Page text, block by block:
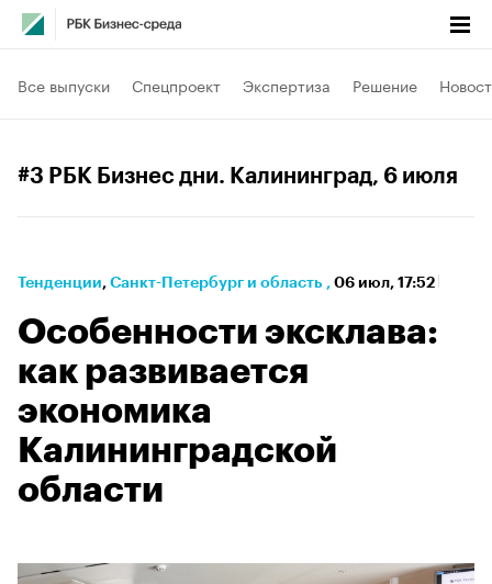
Все выпуски Спецпроект Экспертиза Решение
#3 РБК Бизнес дни. Калининград, 6 июля
Тенденции⁠, Санкт-Петербург и область , 06 июл, 17:52
Особенности эксклава:
как развивается
экономика
Калининградской
области